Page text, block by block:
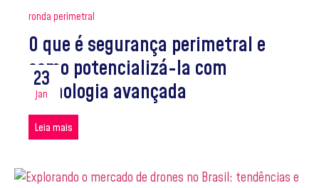
ronda perimetral
O que é segurança perimetral e
como potencializá-la com
tecnologia avançada
Leia mais
23
jan